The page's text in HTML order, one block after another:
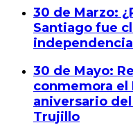
30 de Marzo:
Santiago fue
30 de Mayo:
conmemora el
aniversario
Trujillo